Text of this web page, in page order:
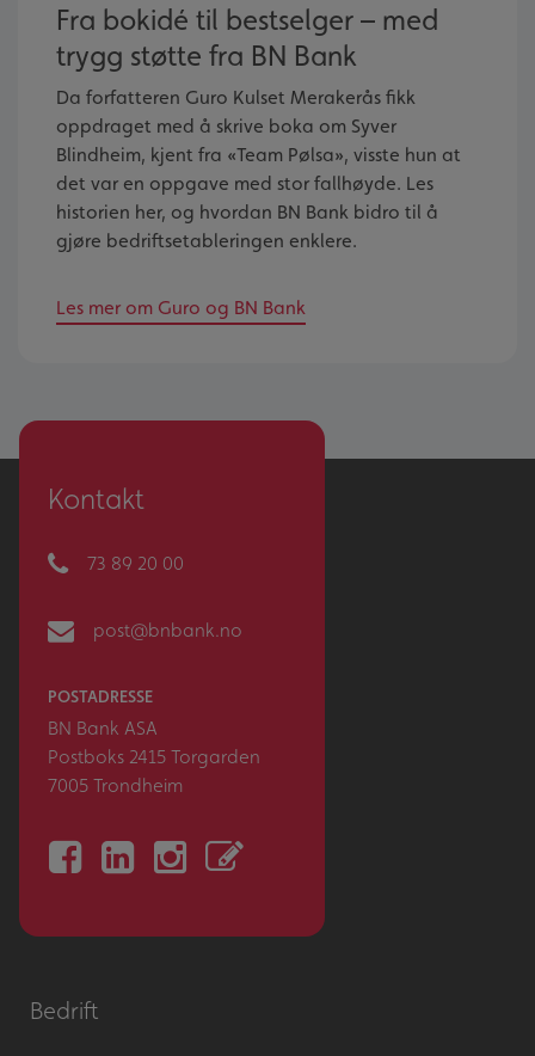
Fra bokidé til bestselger – med
trygg støtte fra BN Bank
Da forfatteren Guro Kulset Merakerås fikk
oppdraget med å skrive boka om Syver
Blindheim, kjent fra «Team Pølsa», visste hun at
det var en oppgave med stor fallhøyde. Les
historien her, og hvordan BN Bank bidro til å
gjøre bedriftsetableringen enklere.
Les mer om Guro og BN Bank
Kontakt
73 89 20 00
post@bnbank.no
POSTADRESSE
BN Bank ASA
Postboks 2415 Torgarden
7005 Trondheim
Bedrift